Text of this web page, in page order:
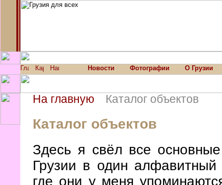
Новости Фотографии О Грузии
На главную Каталог объектов
Каталог объектов
Здесь я свёл все основные
Грузии в один
где они у меня